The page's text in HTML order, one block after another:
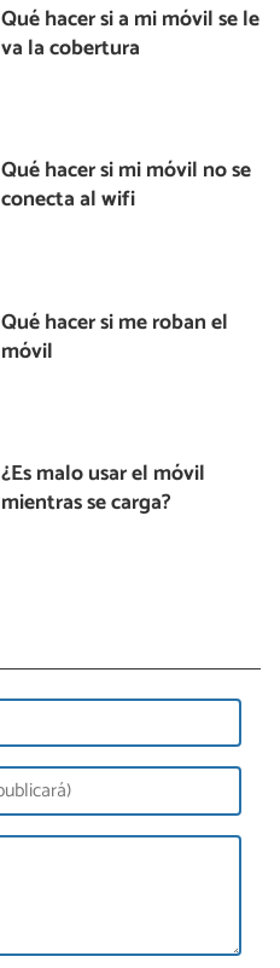
Qué hacer si a mi móvil se le
va la cobertura
Qué hacer si mi móvil no se
conecta al wifi
Qué hacer si me roban el
móvil
¿Es malo usar el móvil
mientras se carga?